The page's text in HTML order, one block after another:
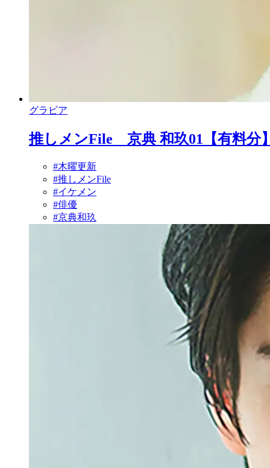
グラビア
推しメンFile 京典 和玖01【有料分
#木曜更新
#推しメンFile
#イケメン
#俳優
#京典和玖